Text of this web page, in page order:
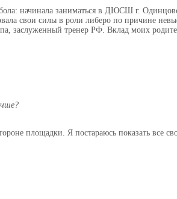
начинала заниматься в ДЮСШ г.
свои силы в роли либеро по причине
заслуженный тренер РФ. Вклад моих
площадки. Я постараюсь показать все